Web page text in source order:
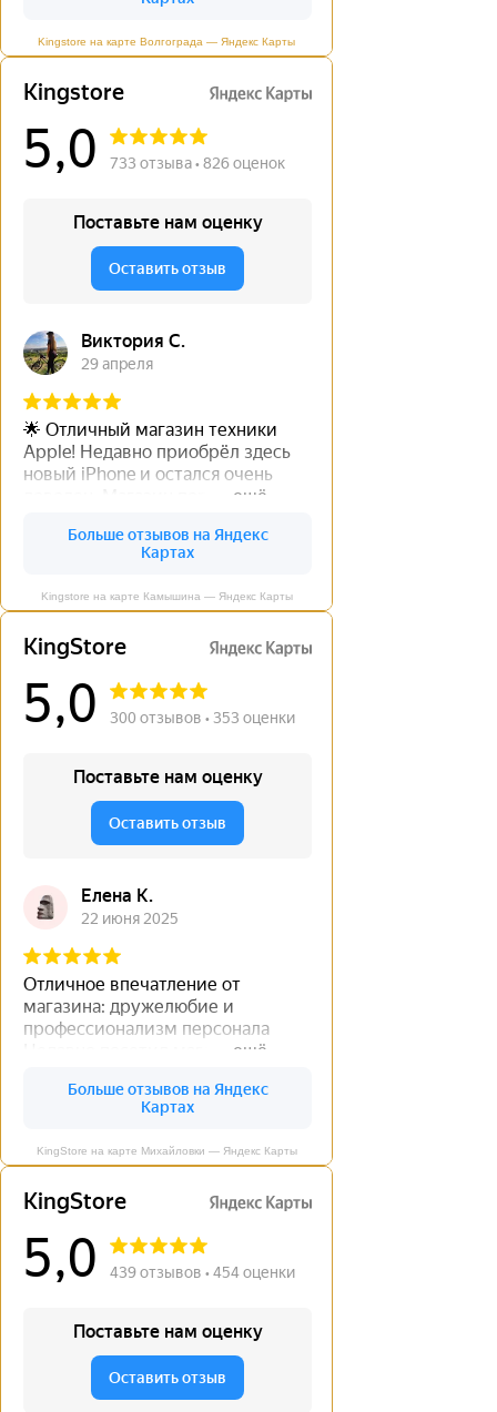
Kingstore на карте Волгограда — Яндекс Карты
Kingstore на карте Камышина — Яндекс Карты
KingStore на карте Михайловки — Яндекс Карты
← →